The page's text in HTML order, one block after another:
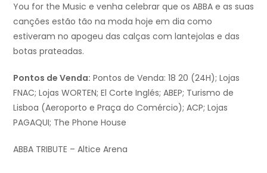
You for the Music e venha celebrar que os ABBA e as suas
canções estão tão na moda hoje em dia como
estiveram no apogeu das calças com lantejolas e das
botas prateadas.
Pontos de Venda: Pontos de Venda: 18 20 (24H); Lojas
FNAC; Lojas WORTEN; El Corte Inglés; ABEP; Turismo de
Lisboa (Aeroporto e Praça do Comércio); ACP; Lojas
PAGAQUI; The Phone House
ABBA TRIBUTE – Altice Arena